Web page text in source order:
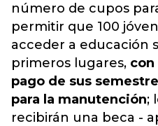
número de cupos
permitir que 100
acceder a educación
primeros lugares, con
pago de sus
para la manutención;
recibirán una beca -